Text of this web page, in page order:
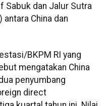
Sabuk dan Jalur Sutra
China dan
BKPM RI yang
mengatakan China
penyumbang
direct